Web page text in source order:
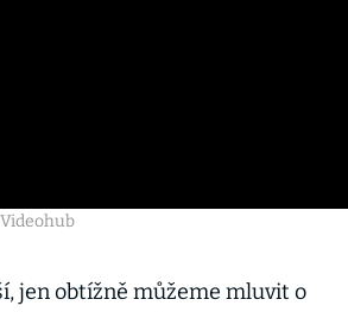
jen obtížně můžeme mluvit o